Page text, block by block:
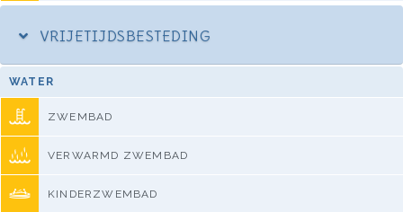
VRIJETIJDSBESTEDING
WATER
ZWEMBAD
VERWARMD ZWEMBAD
KINDERZWEMBAD